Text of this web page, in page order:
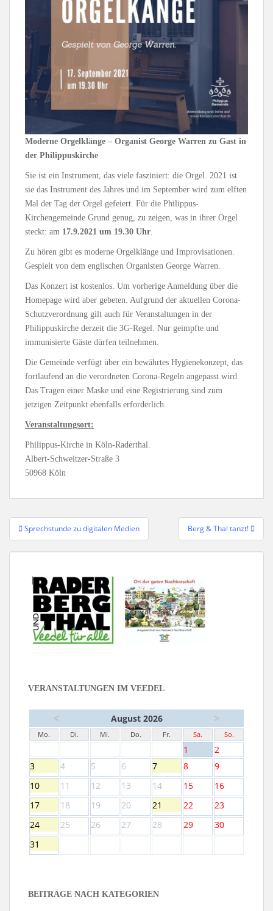
Moderne Orgelklänge – Organist George Warren zu Gast in
der Philippuskirche
Sie ist ein Instrument, das viele fasziniert: die Orgel. 2021 ist
sie das Instrument des Jahres und im September wird zum elften
Mal der Tag der Orgel gefeiert. Für die Philippus-
Kirchengemeinde Grund genug, zu zeigen, was in ihrer Orgel
steckt: am 17.9.2021 um 19.30 Uhr
Zu hören gibt es moderne Orgelklänge und Improvisationen.
Gespielt von dem englischen Organisten George Warren.
Das Konzert ist kostenlos. Um vorherige Anmeldung über die
Homepage wird aber gebeten. Aufgrund der aktuellen Corona-
Schutzverordnung gilt auch für Veranstaltungen in der
Philippuskirche derzeit die 3G-Regel. Nur geimpfte und
immunisierte Gäste dürfen teilnehmen.
Die Gemeinde verfügt über ein bewährtes Hygienekonzept, das
fortlaufend an die verordneten Corona-Regeln angepasst wird.
Das Tragen einer Maske und eine Registrierung sind zum
jetzigen Zeitpunkt ebenfalls erforderlich.
Veranstaltungsort:
Philippus-Kirche in Köln-Raderthal.
Albert-Schweitzer-Straße 3
50968 Köln
Beitragsnavigation
Sprechstunde zu digitalen Medien Berg & Thal tanzt!
VERANSTALTUNGEN IM VEEDEL
< August 2026 >
Mo. Di. Mi. Do. Fr. Sa. So.
1
2
3
4 5 6 7 8
9
10
11 12 13 14 15
16
17
18 19 20 21 22
23
24
25 26 27 28 29
30
31
BEITRÄGE NACH KATEGORIEN